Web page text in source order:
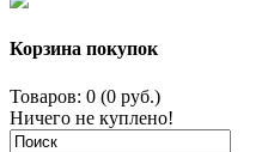
Корзина покупок
Товаров: 0 (0 руб.)
Ничего не куплено!